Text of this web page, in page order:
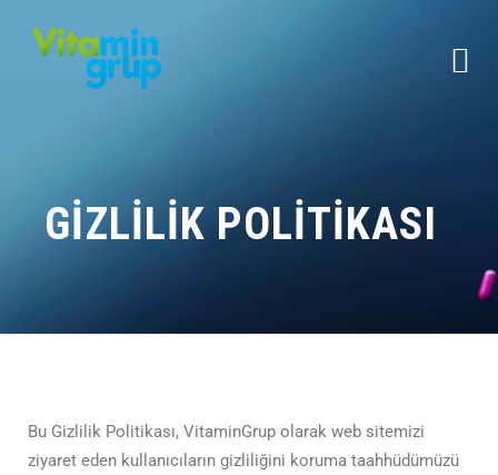
GIZLILIK POLITIKASI
Bu Gizlilik Politikası, VitaminGrup olarak web sitemizi
ziyaret eden kullanıcıların gizliliğini koruma taahhüdümüzü